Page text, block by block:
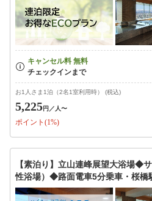
お1人さま1泊（2名1室利用時） (税込)
5,225円 ／人〜
ポイント(1%)
【素泊り】立山連峰展望大浴場◆
性浴場）◆路面電車5分乗車・桜橋